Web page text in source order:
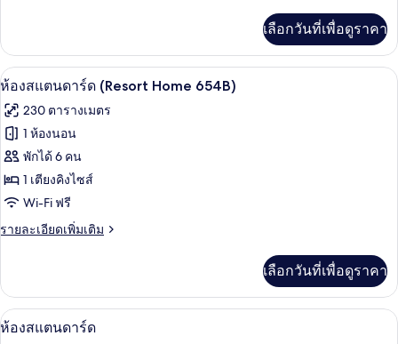
เกี่ยว
กับ
ห้อง
(Resort
Home
เลือกวันที่เพื่อดูราคา
เปิด
ภาพถ่าย
ทั้งหมด
ของ
ห้อง
สแตนดาร์ด
(Resort
ห้องสแตนดาร์ด (Resort Home
5
ห้องสแตนดาร์ด (Resort Home 654B)
230 ตารางเมตร
1 ห้องนอน
พักได้ 6 คน
1 เตียงคิงไซส์
Wi-Fi ฟรี
รายละเอียดเพิ่มเติม
ราย
เกี่ยว
กับ
ห้อง
เลือกวันที่เพื่อดูราคา
เปิด
ห้องสแตนดาร์ด | เครื่องนอนป้องกันส
7
ห้องสแตนดาร์ด